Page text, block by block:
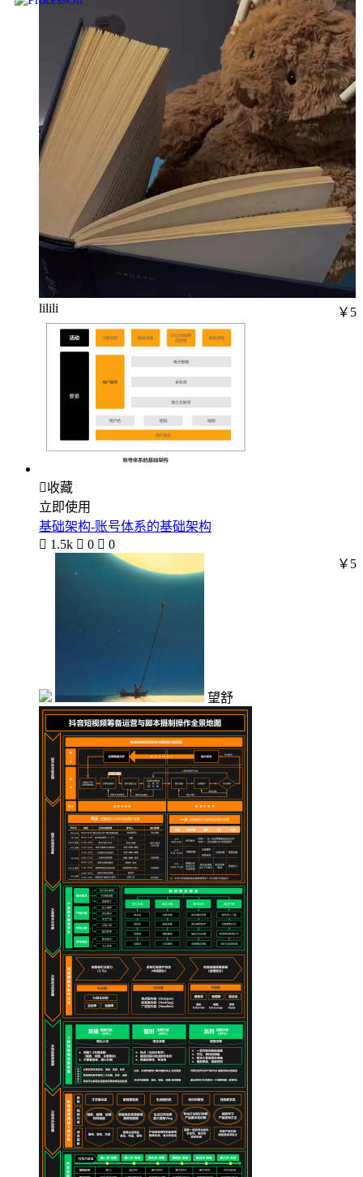
lilili ￥5
收藏
立即使用
基础架构-账号体系的基础架构
 1.5k  0  0
望舒
￥5